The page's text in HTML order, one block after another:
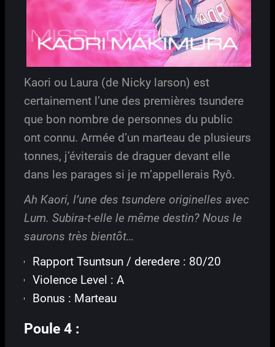
Kaori ou Laura (de Nicky larson) est
certainement l’une des premières tsundere
que bon nombre de personnes du public
ont connu. Armée d’un marteau de plusieurs
tonnes, j’éviterais de draguer devant elle
dans les parages si je m’appellerais Ryô.
Ah Kaori, l’une des tsundere originelles avec
Lum. Subira-t-elle le même destin? Nous le
saurons très bientôt…
Rapport Tsuntsun / deredere : 80/20
Violence Level : A
Bonus : Marteau
Poule 4 :